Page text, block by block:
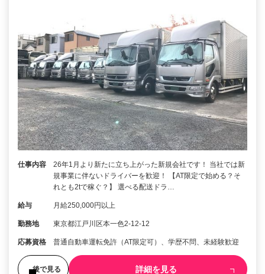
仕事内容
26年1月より新たに立ち上がった新規会社です！ 当社では新
規事業に伴ないドライバーを歓迎！ 【AT限定で始める？そ
れとも2tで稼ぐ？】 選べる配送ドラ…
給与 月給250,000円以上
勤務地 東京都江戸川区本一色2-12-12
応募資格 普通自動車運転免許（AT限定可）、学歴不問、未経験歓迎
後で見る 詳細を見る